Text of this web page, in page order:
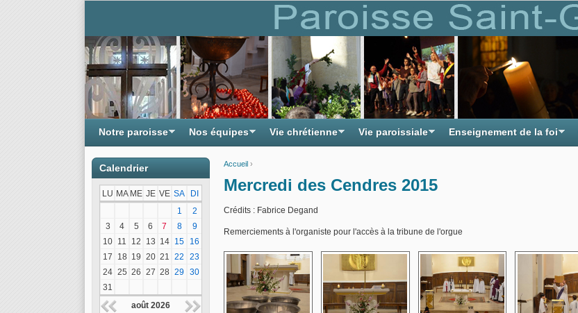
Accueil ›
Mercredi des Cendres 2015
Crédits : Fabrice Degand
Remerciements à l'organiste pour l'accès à la tribune de l'orgue
Notre paroisse Nos équipes Vie chrétienne Vie paroissiale Enseignement de la foi
Calendrier
LU MA ME JE VE SA
DI
1
2
3
4 5 6 7 8
9
10 11 12 13 14 15
16
17
18 19 20 21 22
23
24 25 26 27 28 29 30
31
août 2026